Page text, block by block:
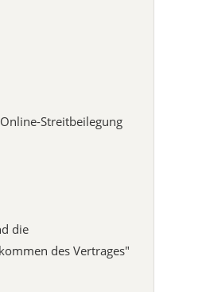
Streitbeilegung
die
des Vertrages"